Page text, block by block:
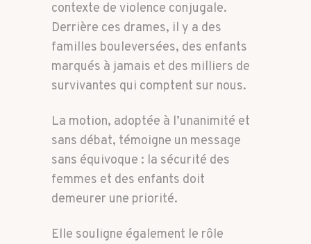
contexte de violence conjugale.
Derrière ces drames, il y a des
familles bouleversées, des enfants
marqués à jamais et des milliers de
survivantes qui comptent sur nous.
La motion, adoptée à l’unanimité et
sans débat, témoigne un message
sans équivoque : la sécurité des
femmes et des enfants doit
demeurer une priorité.
Elle souligne également le rôle